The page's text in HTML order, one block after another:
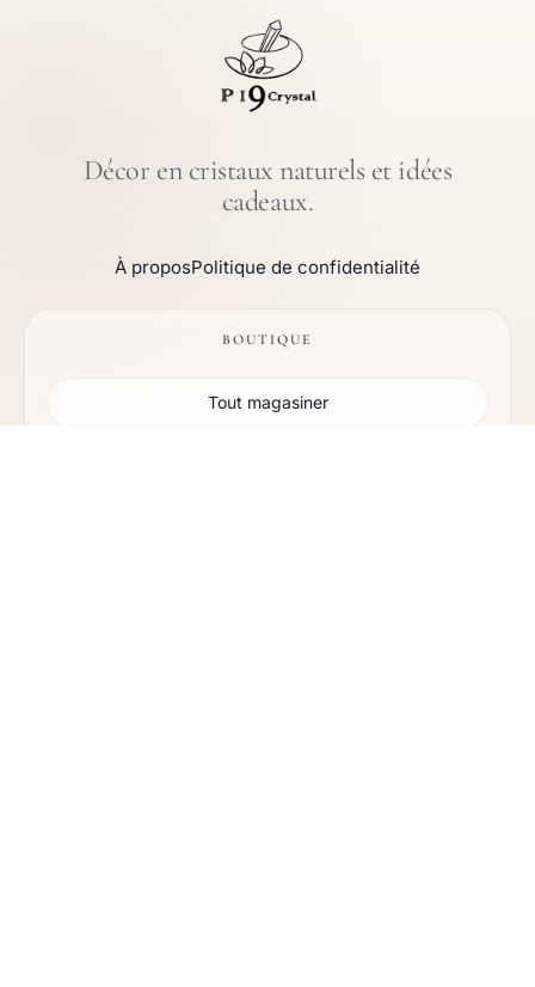
Décor en cristaux naturels et idées
cadeaux.
À proposPolitique de confidentialité
BOUTIQUE
Tout magasiner